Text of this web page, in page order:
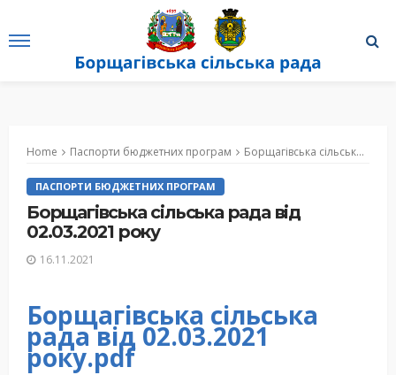
Home Паспорти бюджетних програм Борщагівська сільська рада від 02.03.2021 року
ПАСПОРТИ БЮДЖЕТНИХ ПРОГРАМ
Борщагівська сільська рада від
02.03.2021 року
16.11.2021
Борщагівська сільська
рада від 02.03.2021
року.pdf